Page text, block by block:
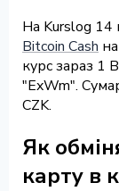
На Kurslog 14
Bitcoin Cash на
курс зараз 1
"ExWm".
CZK.
Як
карту в